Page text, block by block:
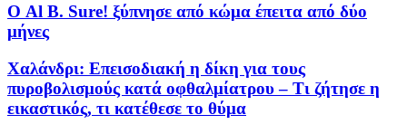
Ο Al B. Sure! ξύπνησε από κώμα έπειτα από δύο
μήνες
Χαλάνδρι: Επεισοδιακή η δίκη για τους
πυροβολισμούς κατά οφθαλμίατρου – Τι ζήτησε η
εικαστικός, τι κατέθεσε το θύμα